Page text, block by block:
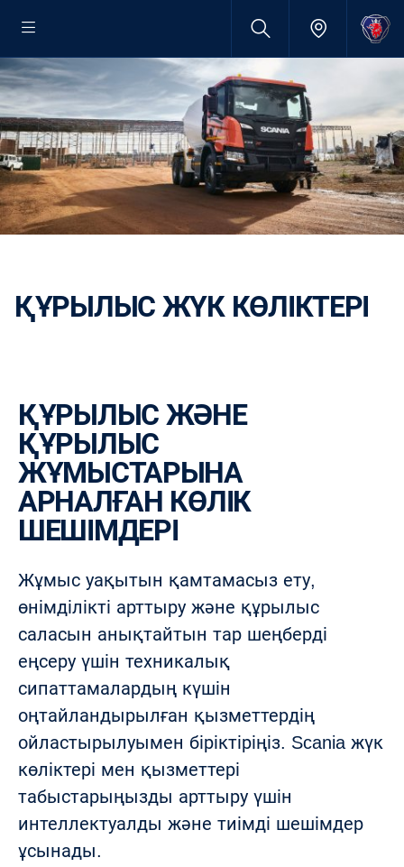
ҚҰРЫЛЫС ЖҮК КӨЛІКТЕРІ
ҚҰРЫЛЫС ЖӘНЕ
ҚҰРЫЛЫС
ЖҰМЫСТАРЫНА
АРНАЛҒАН КӨЛІК
ШЕШІМДЕРІ
Жұмыс уақытын қамтамасыз ету,
өнімділікті арттыру және құрылыс
саласын анықтайтын тар шеңберді
еңсеру үшін техникалық
сипаттамалардың күшін
оңтайландырылған қызметтердің
ойластырылуымен біріктіріңіз. Scania жүк
көліктері мен қызметтері
табыстарыңызды арттыру үшін
интеллектуалды және тиімді шешімдер
ұсынады.